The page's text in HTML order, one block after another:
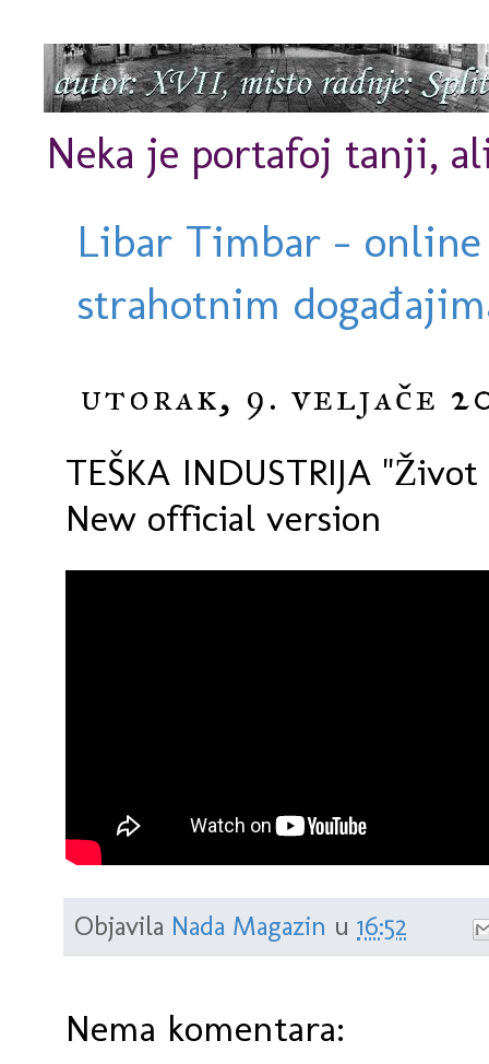
Neka je portafoj tanji,
Libar Timbar -
strahotnim
utorak, 9. veljače
TEŠKA INDUSTRIJA
New official version
Objavila Nada Magazin u 16:52
Nema komentara: